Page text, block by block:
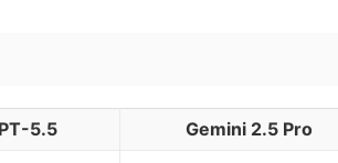
5.5
Gemini 2.5 Pro